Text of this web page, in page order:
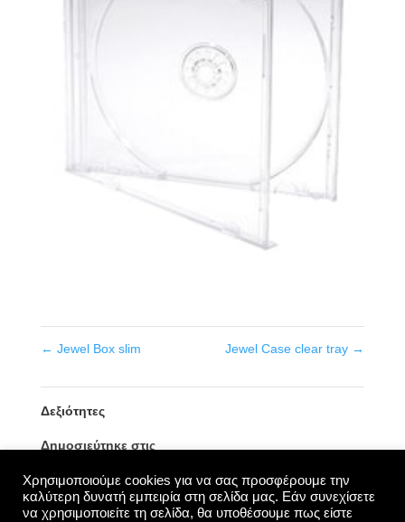
← Jewel Box slim Jewel Case clear tray →
Δεξιότητες
Δημοσιεύτηκε στις
Χρησιμοποιούμε cookies για να σας προσφέρουμε την
καλύτερη δυνατή εμπειρία στη σελίδα μας. Εάν συνεχίσετε
να χρησιμοποιείτε τη σελίδα, θα υποθέσουμε πως είστε